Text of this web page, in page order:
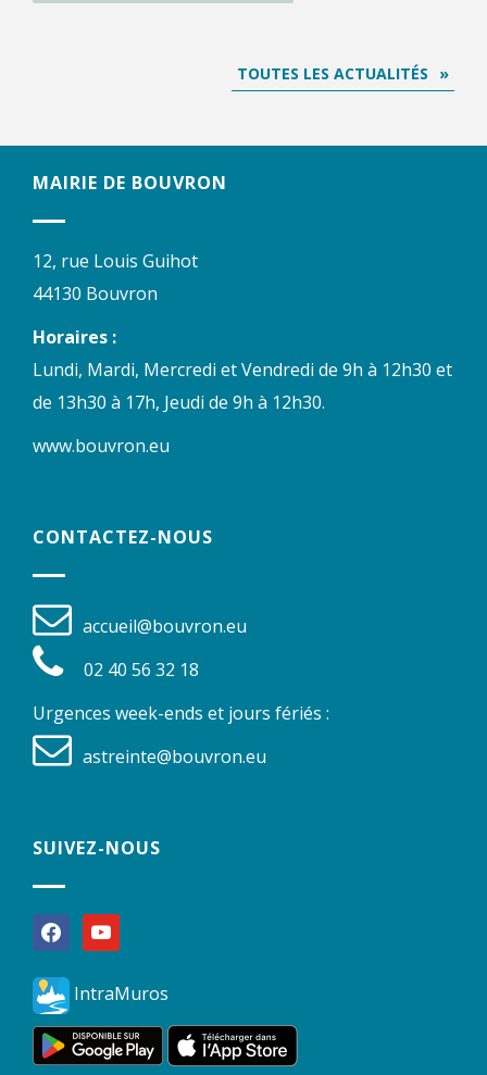
TOUTES LES ACTUALITÉS
MAIRIE DE BOUVRON
12, rue Louis Guihot
44130 Bouvron
Horaires :
Lundi, Mardi, Mercredi et Vendredi de 9h à 12h30 et
de 13h30 à 17h, Jeudi de 9h à 12h30.
www.bouvron.eu
CONTACTEZ-NOUS
accueil@bouvron.eu
02 40 56 32 18
Urgences week-ends et jours fériés :
astreinte@bouvron.eu
SUIVEZ-NOUS
facebookyoutube
IntraMuros